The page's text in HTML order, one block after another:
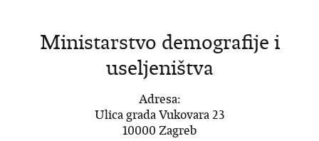
Ministarstvo demografije i
useljeništva
Adresa:
Ulica grada Vukovara 23
10000 Zagreb